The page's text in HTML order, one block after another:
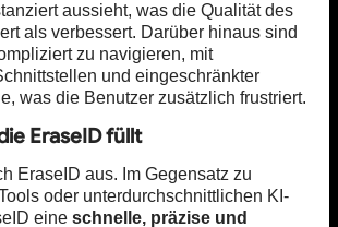
aussieht, was die Qualität des
als verbessert. Darüber hinaus sind
zu navigieren, mit
und eingeschränkter
was die Benutzer zusätzlich frustriert.
EraseID füllt
EraseID aus. Im Gegensatz zu
oder unterdurchschnittlichen KI-
eine schnelle, präzise und